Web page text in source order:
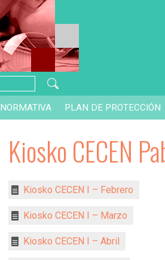
NORMATIVA PLAN DE PROTECCIÓN
Kiosko CECEN
Kiosko CECEN I – Febrero
Kiosko CECEN I – Marzo
Kiosko CECEN I – Abril